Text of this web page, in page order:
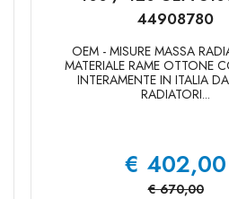
44908780
OEM - MISURE MASSA
MATERIALE RAME OTTONE
INTERAMENTE IN ITALIA
RADIATORI...
€ 402,00
€ 670,00